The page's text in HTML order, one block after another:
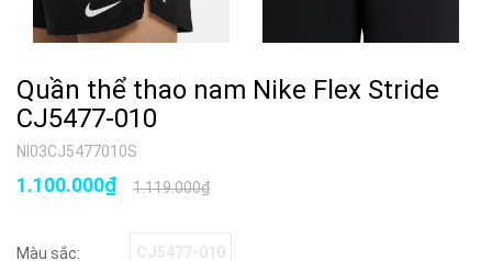
Quần thể thao nam Nike Flex Stride
CJ5477-010
NI03CJ5477010S
1.119.000₫
1.100.000₫
Màu sắc: